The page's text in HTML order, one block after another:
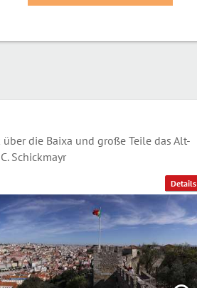
Details
die Baixa und große Teile das Alt-
Schickmayr